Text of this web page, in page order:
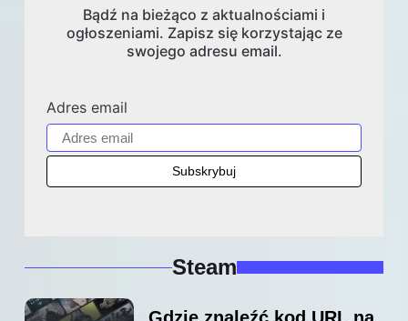
Bądź na bieżąco z aktualnościami i
ogłoszeniami. Zapisz się korzystając ze
swojego adresu email.
Adres email
Steam